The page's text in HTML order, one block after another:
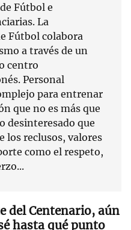
Fútbol e
La
Fútbol colabora
a través de un
centro
Personal
para entrenar
que no es más que
desinteresado que
los reclusos, valores
como el respeto,
del Centenario, aún
hasta qué punto